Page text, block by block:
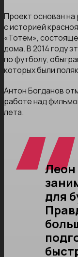
Проект основан на
с историей
«Тотем»,
дома. В 2014 году
по футболу,
которых были
Антон Богданов
работе над
лета.
Леон
для